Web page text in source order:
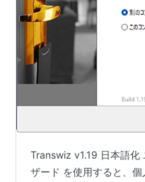
Transwiz v1.19 日本語化
ザード を使用すると、